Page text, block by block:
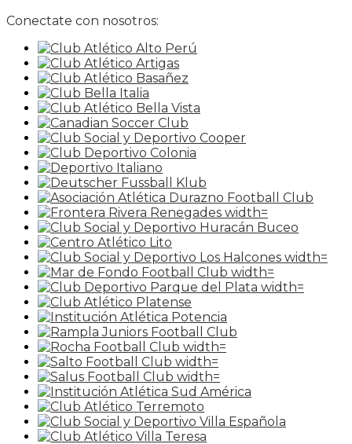
Conectate con nosotros: